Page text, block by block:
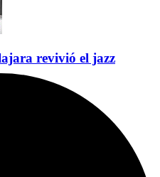
revivió el jazz